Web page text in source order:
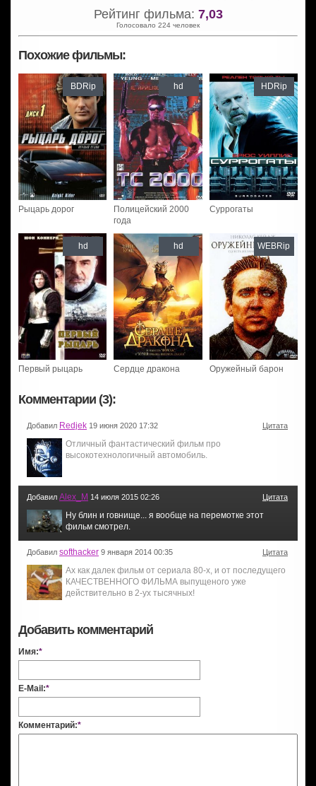
Рейтинг фильма: 7,03
Голосовало 224 человек
Похожие фильмы:
Рыцарь дорог
BDRip
Полицейский 2000
года
hd
Суррогаты
HDRip
Первый рыцарь
hd
Сердце дракона
hd
Оружейный барон
WEBRip
Комментарии (3):
Добавил Redjek 19 июня 2020 17:32 Цитата
Отличный фантастический фильм про
высокотехнологичный автомобиль.
Добавил Alex_M 14 июля 2015 02:26 Цитата
Ну блин и говнище... я вообще на перемотке этот
фильм смотрел.
Добавил softhacker 9 января 2014 00:35 Цитата
Ах как далек фильм от сериала 80-х, и от последущего
КАЧЕСТВЕННОГО ФИЛЬМА выпущеного уже
действительно в 2-ух тысячных!
Добавить комментарий
Имя:*
E-Mail:*
Комментарий:*